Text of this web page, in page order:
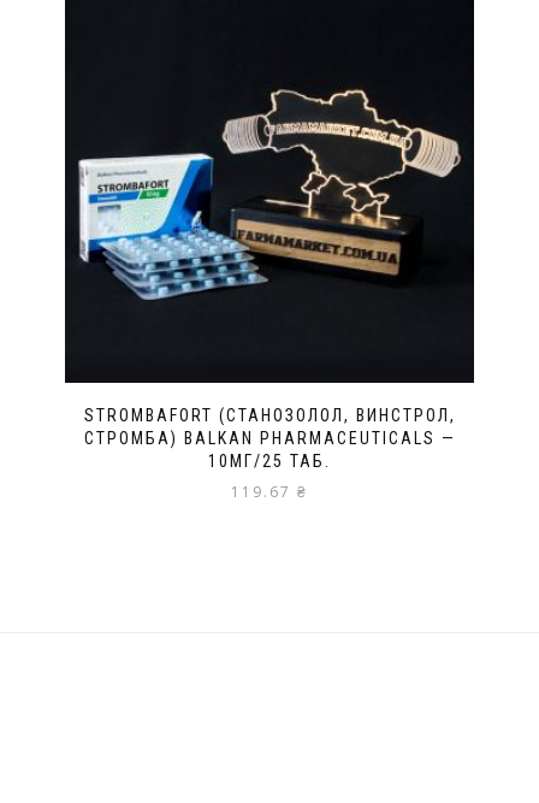
STROMBAFORT (СТАНОЗОЛОЛ, ВИНСТРОЛ,
СТРОМБА) BALKAN PHARMACEUTICALS —
10МГ/25 ТАБ.
119.67 ₴